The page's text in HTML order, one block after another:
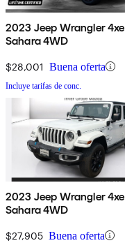
2023 Jeep Wrangler 4xe
Sahara 4WD
$28,001 Buena oferta
Incluye tarifas de conc.
2023 Jeep Wrangler 4xe
Sahara 4WD
$27,905 Buena oferta